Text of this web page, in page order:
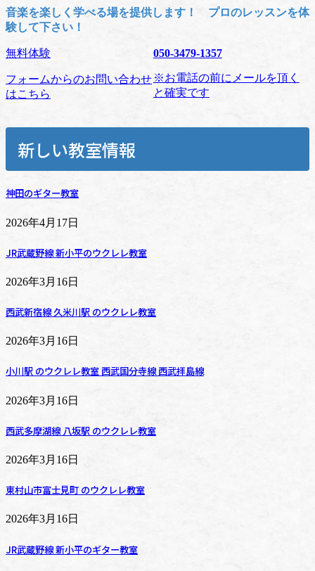
音楽を楽しく学べる場を提供します！ プロのレッスンを体
験して下さい！
無料体験
フォームからのお問い合わせ
はこちら
050-3479-1357
※お電話の前にメールを頂く
と確実です
新しい教室情報
神田のギター教室
2026年4月17日
JR武蔵野線 新小平のウクレレ教室
2026年3月16日
西武新宿線 久米川駅 のウクレレ教室
2026年3月16日
小川駅 のウクレレ教室 西武国分寺線 西武拝島線
2026年3月16日
西武多摩湖線 八坂駅 のウクレレ教室
2026年3月16日
東村山市富士見町 のウクレレ教室
2026年3月16日
JR武蔵野線 新小平のギター教室